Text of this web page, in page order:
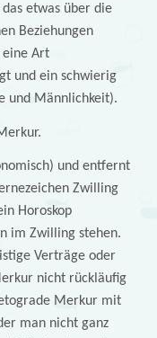
etwas über die
Beziehungen
eine Art
und ein schwierig
und Männlichkeit).
und entfernt
Zwilling
Horoskop
im Zwilling stehen.
Verträge oder
nicht rückläufig
Merkur mit
man nicht ganz